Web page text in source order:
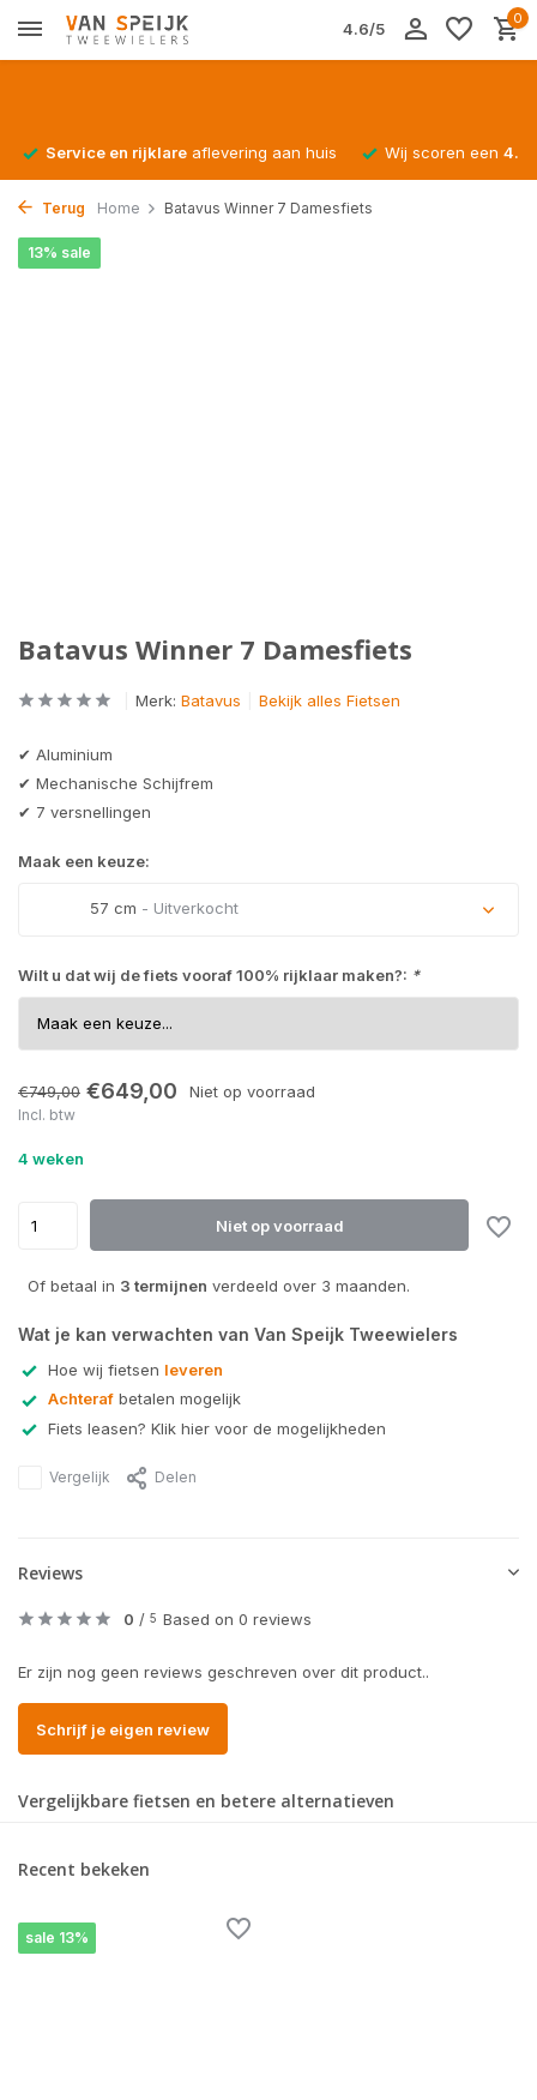
4.6/5
0
Service en rijklare aflevering aan huis Wij scoren een
Terug Home Batavus Winner 7 Damesfiets
Batavus Winner 7 Damesfiets
13% sale
Merk: Batavus Bekijk alles Fietsen
✔ Aluminium
✔ Mechanische Schijfrem
✔ 7 versnellingen
Maak een keuze:
57 cm - Uitverkocht
Uitverkocht
Wilt u dat wij de fiets vooraf 100% rijklaar maken?: *
€749,00 €649,00 Niet op voorraad
Incl. btw
4 weken
Niet op voorraad
Of betaal in 3 termijnen verdeeld over 3 maanden.
Wat je kan verwachten van Van Speijk Tweewielers
Hoe wij fietsen leveren
Achteraf betalen mogelijk
Fiets leasen? Klik hier voor de mogelijkheden
Vergelijk Delen
Reviews
0 / 5 Based on 0 reviews
Er zijn nog geen reviews geschreven over dit product..
Schrijf je eigen review
Vergelijkbare fietsen en betere alternatieven
Recent bekeken
sale 13%